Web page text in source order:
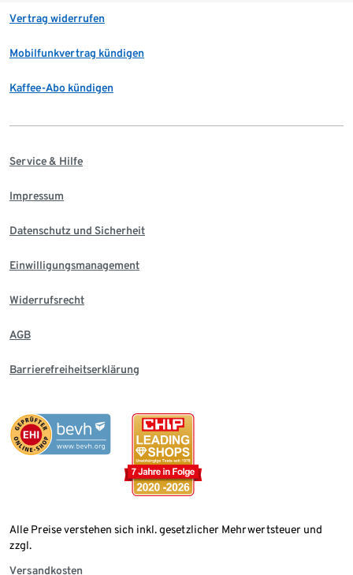
Vertrag widerrufen
Mobilfunkvertrag kündigen
Kaffee-Abo kündigen
Service & Hilfe
Impressum
Datenschutz und Sicherheit
Einwilligungsmanagement
Widerrufsrecht
AGB
Barrierefreiheitserklärung
Alle Preise verstehen sich inkl. gesetzlicher Mehrwertsteuer und
zzgl.
Versandkosten